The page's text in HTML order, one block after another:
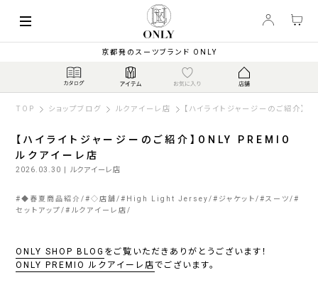
京都発のスーツブランド ONLY
TOP ショップブログ ルクアイーレ店 【ハイライトジャージーのご紹介
【ハイライトジャージーのご紹介】ONLY PREMIO
ルクアイーレ店
2026.03.30 | ルクアイーレ店
#◆春夏商品紹介 #◇店舗 # High Light Jersey # ジャケット # スーツ #
セットアップ # ルクアイーレ店
ONLY SHOP BLOG をご覧いただきありがとうございます！
ONLY PREMIO ルクアイーレ店でございます。